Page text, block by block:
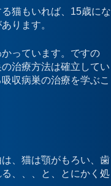
猫もいれば、15歳にな
ります。
っています。ですの
治療方法は確立してい
収病巣の治療を学ぶこ
、猫は顎がもろい、歯
、、、と、とにかく処